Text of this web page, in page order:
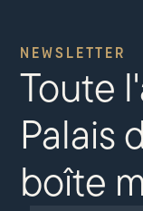
NEWSLETTER
Toute
Palais
boîte